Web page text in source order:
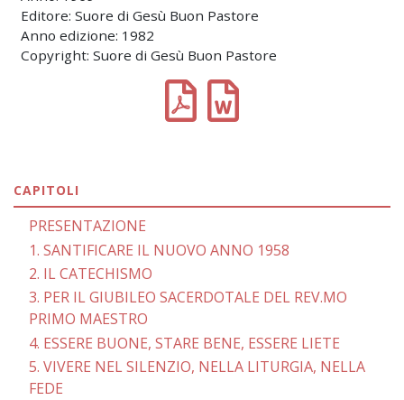
Editore: Suore di Gesù Buon Pastore
Anno edizione: 1982
Copyright: Suore di Gesù Buon Pastore
CAPITOLI
PRESENTAZIONE
1. SANTIFICARE IL NUOVO ANNO 1958
2. IL CATECHISMO
3. PER IL GIUBILEO SACERDOTALE DEL REV.MO
PRIMO MAESTRO
4. ESSERE BUONE, STARE BENE, ESSERE LIETE
5. VIVERE NEL SILENZIO, NELLA LITURGIA, NELLA
FEDE